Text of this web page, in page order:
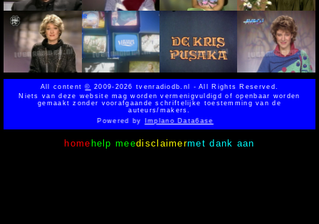
All content© 2009-2026 tvenradiodb.nl - All Rights Reserved.
Niets van deze website mag worden vermenigvuldigd of openbaar worden
gemaakt zonder voorafgaande schriftelijke toestemming van de
auteurs/makers.
Powered by Implano Data6ase
home help meedisclaimermet dank aan